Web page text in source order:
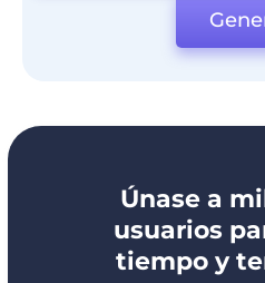
Únase a
usuarios
tiempo y